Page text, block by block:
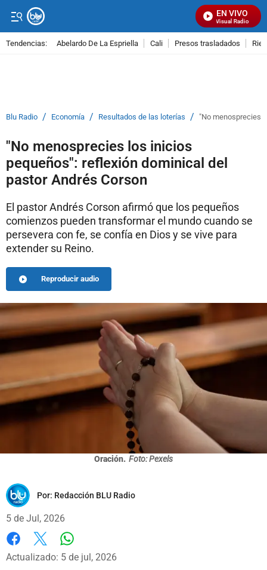
EN VIVO
Señal Visual Radio
Tendencias: Abelardo De La Espriella Cali Presos trasladados
Blu Radio / Economía / Resultados de las loterías / "No menosprecies
"No menosprecies los inicios
pequeños": reflexión dominical del
pastor Andrés Corson
El pastor Andrés Corson afirmó que los pequeños
comienzos pueden transformar el mundo cuando se
persevera con fe, se confía en Dios y se vive para
extender su Reino.
Reproducir audio
Oración. Foto: Pexels
Por: Redacción BLU Radio
5 de Jul, 2026
Facebook
X
Actualizado: 5 de jul, 2026